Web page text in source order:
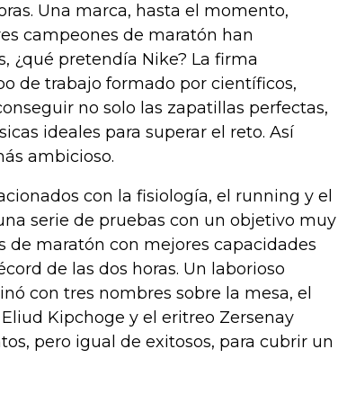
Una marca, hasta el momento,
campeones de maratón han
¿qué pretendía Nike? La firma
de trabajo formado por científicos,
no solo las zapatillas perfectas,
ideales para superar el reto. Así
ambicioso.
con la fisiología, el running y el
serie de pruebas con un objetivo muy
de maratón con mejores capacidades
de las dos horas. Un laborioso
con tres nombres sobre la mesa, el
Kipchoge y el eritreo Zersenay
pero igual de exitosos, para cubrir un